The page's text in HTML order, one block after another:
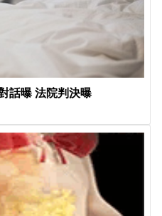
話曝 法院判決曝